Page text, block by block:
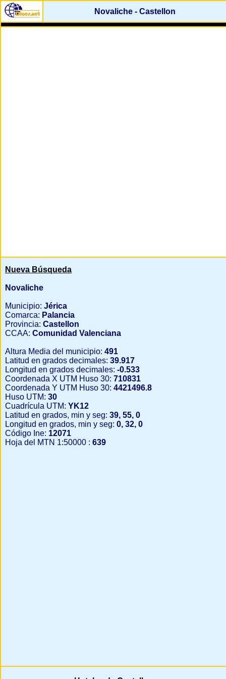
Novaliche - Castellon
Nueva Búsqueda
Novaliche
Municipio: Jérica
Comarca: Palancia
Provincia: Castellon
CCAA: Comunidad Valenciana
Altura Media del municipio: 491
Latitud en grados decimales: 39.917
Longitud en grados decimales: -0.533
Coordenada X UTM Huso 30: 710831
Coordenada Y UTM Huso 30: 4421496.8
Huso UTM: 30
Cuadrícula UTM: YK12
Latitud en grados, min y seg: 39, 55, 0
Longitud en grados, min y seg: 0, 32, 0
Código Ine: 12071
Hoja del MTN 1:50000 : 639